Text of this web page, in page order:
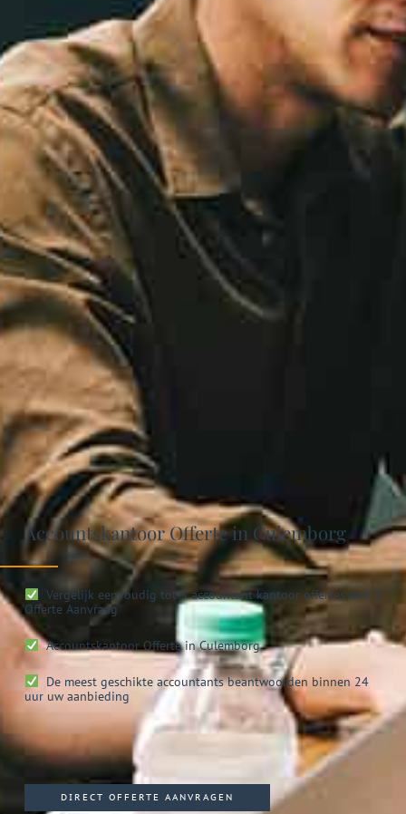
Accountskantoor Offerte in Culemborg
Vergelijk eenvoudig tot 5 accountant kantoor offertes met 1
Offerte Aanvraag
AccountskantoorOfferte in Culemborg
De meest geschikte accountants beantwoorden binnen 24
uur uw aanbieding
DIRECT OFFERTE AANVRAGEN